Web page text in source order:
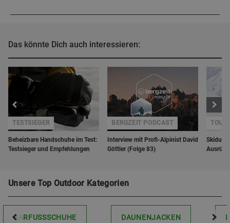
Das könnte Dich auch interessieren:
Beheizbare Handschuhe im Test:
Testsieger und Empfehlungen
TESTSIEGER
Interview mit Profi-Alpinist David
Göttler (Folge 83)
BERGZEIT PODCAST
Unsere Top Outdoor Kategorien
BARFUSSSCHUHE DAUNENJACKEN